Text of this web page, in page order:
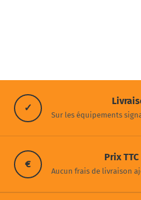
✓
Sur les équipements
€
Prix TTC
Aucun frais de livraison